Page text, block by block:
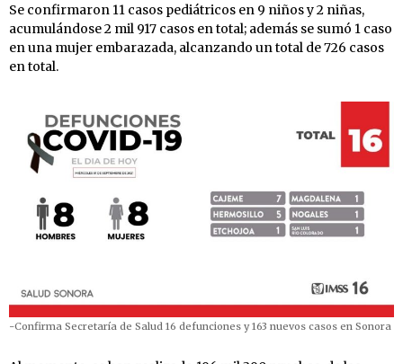
Se confirmaron 11 casos pediátricos en 9 niños y 2 niñas,
acumulándose 2 mil 917 casos en total; además se sumó 1 caso
en una mujer embarazada, alcanzando un total de 726 casos
en total.
-Confirma Secretaría de Salud 16 defunciones y 163 nuevos casos en Sonora